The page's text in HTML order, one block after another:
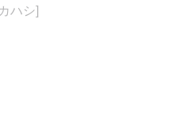
ハシ]